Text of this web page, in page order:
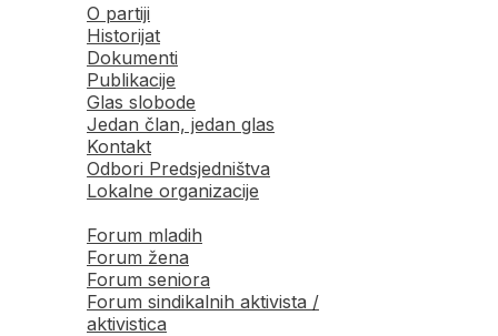
O partiji
Historijat
Dokumenti
Publikacije
Glas slobode
Jedan član, jedan glas
Kontakt
Odbori Predsjedništva
Lokalne organizacije
Forum mladih
Forum žena
Forum seniora
Forum sindikalnih aktivista /
aktivistica